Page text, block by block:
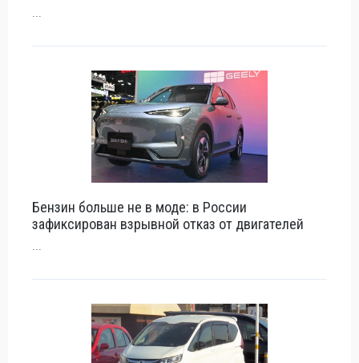
...
Бензин больше не в моде: в России
зафиксирован взрывной отказ от двигателей
...